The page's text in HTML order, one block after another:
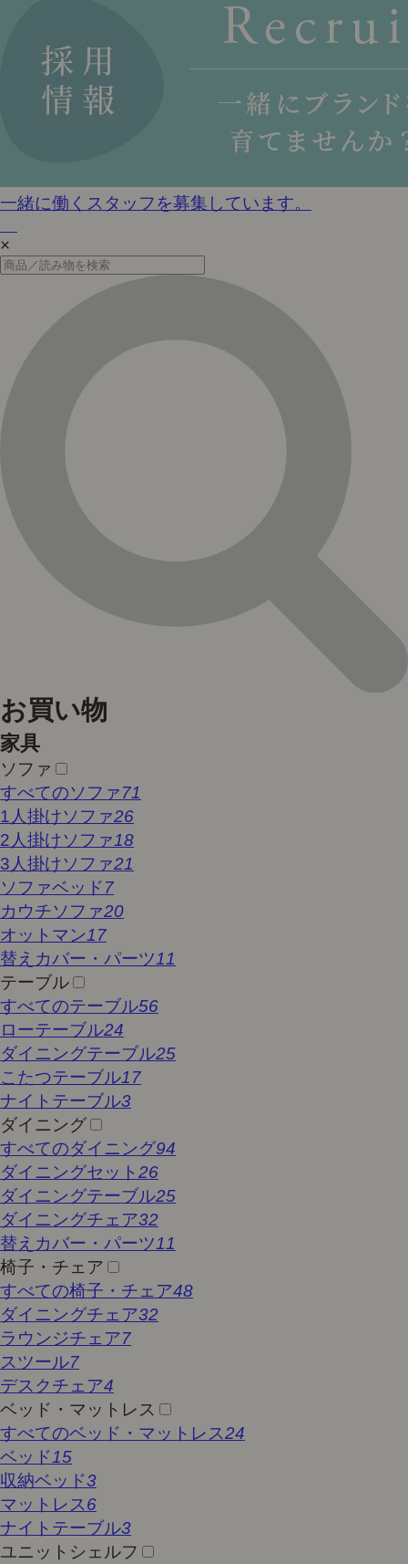
一緒に働くスタッフを募集しています。
×
お買い物
家具
ソファ
すべてのソファ71
1人掛けソファ26
2人掛けソファ18
3人掛けソファ21
ソファベッド7
カウチソファ20
オットマン17
替えカバー・パーツ11
テーブル
すべてのテーブル56
ローテーブル24
ダイニングテーブル25
こたつテーブル17
ナイトテーブル3
ダイニング
すべてのダイニング94
ダイニングセット 26
ダイニングテーブル25
ダイニングチェア32
替えカバー・パーツ11
椅子・チェア
すべての椅子・チェア48
ダイニングチェア32
ラウンジチェア7
スツール7
デスクチェア4
ベッド・マットレス
すべてのベッド・マットレス24
ベッド15
収納ベッド3
マットレス6
ナイトテーブル3
ユニットシェルフ